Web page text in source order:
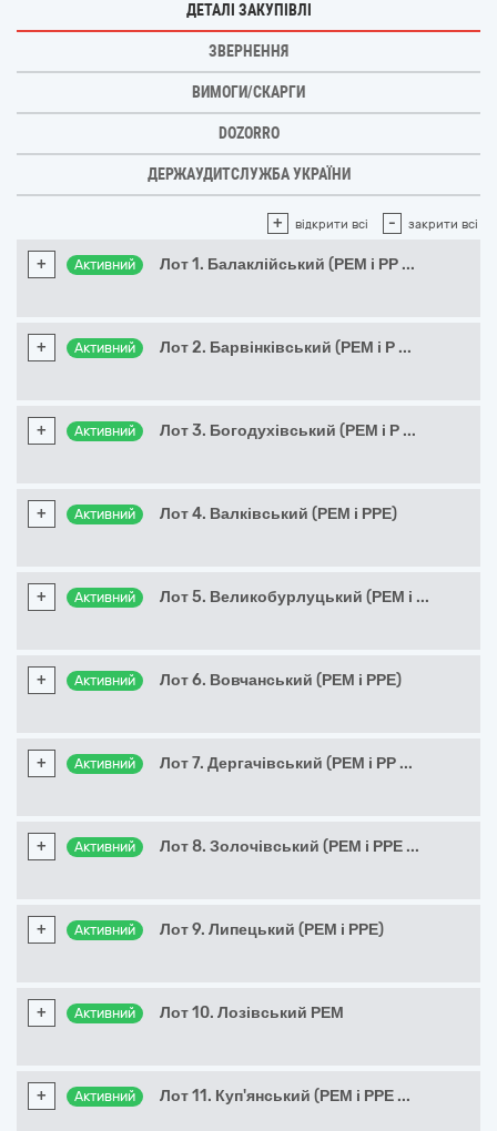
ДЕТАЛІ ЗАКУПІВЛІ
ЗВЕРНЕННЯ
ВИМОГИ/СКАРГИ
DOZORRO
ДЕРЖАУДИТСЛУЖБА УКРАЇНИ
+ відкрити всі - закрити всі
+ Активний Лот 1. Балаклійський (РЕМ і РР ...
+ Активний Лот 2. Барвінківський (РЕМ і Р ...
+ Активний Лот 3. Богодухівський (РЕМ і Р ...
+ Активний Лот 4. Валківський (РЕМ і РРЕ)
+ Активний Лот 5. Великобурлуцький (РЕМ і ...
+ Активний Лот 6. Вовчанський (РЕМ і РРЕ)
+ Активний Лот 7. Дергачівський (РЕМ і РР ...
+ Активний Лот 8. Золочівський (РЕМ і РРЕ ...
+ Активний Лот 9. Липецький (РЕМ і РРЕ)
+ Активний Лот 10. Лозівський РЕМ
+ Активний Лот 11. Куп'янський (РЕМ і РРЕ ...